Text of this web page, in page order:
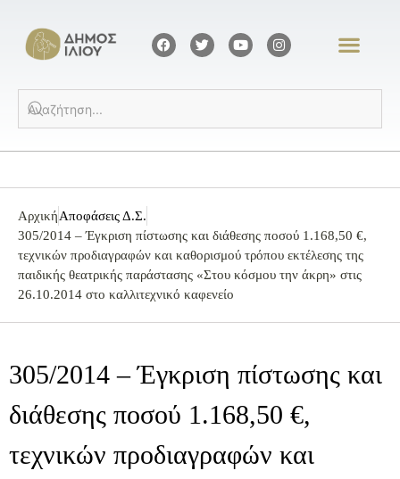
ΑρχικήΑποφάσεις Δ.Σ.
305/2014 – Έγκριση πίστωσης και διάθεσης ποσού 1.168,50 €,
τεχνικών προδιαγραφών και καθορισμού τρόπου εκτέλεσης της
παιδικής θεατρικής παράστασης «Στου κόσμου την άκρη» στις
26.10.2014 στο καλλιτεχνικό καφενείο
305/2014 – Έγκριση πίστωσης και
διάθεσης ποσού 1.168,50 €,
τεχνικών προδιαγραφών και